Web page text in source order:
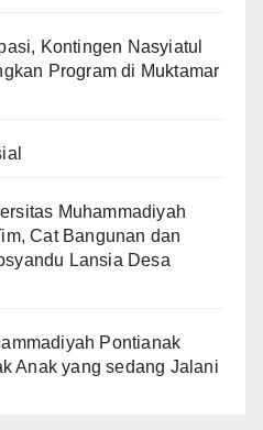
Kontingen Nasyiatul
Program di Muktamar
Muhammadiyah
Cat Bangunan dan
Lansia Desa
Pontianak
Anak yang sedang Jalani